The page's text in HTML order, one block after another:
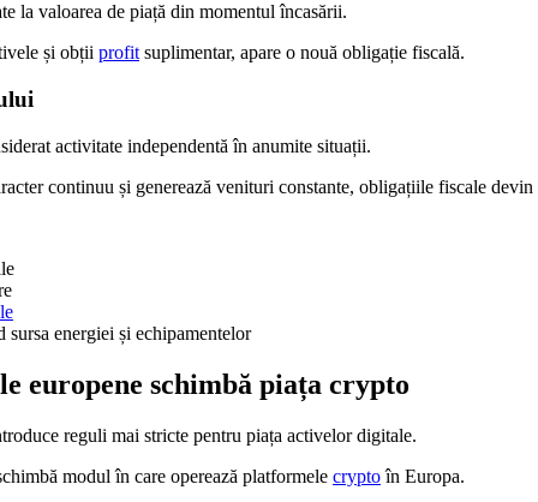
la valoarea de piață din momentul încasării.
și obții profitsuplimentar, apare o nouă obligație fiscală.
activitate independentă în anumite situații.
continuu și generează venituri constante, obligațiile fiscale
energiei și echipamentelor
europene schimbă piața crypto
reguli mai stricte pentru piața activelor digitale.
modul în care operează platformele cryptoîn Europa.